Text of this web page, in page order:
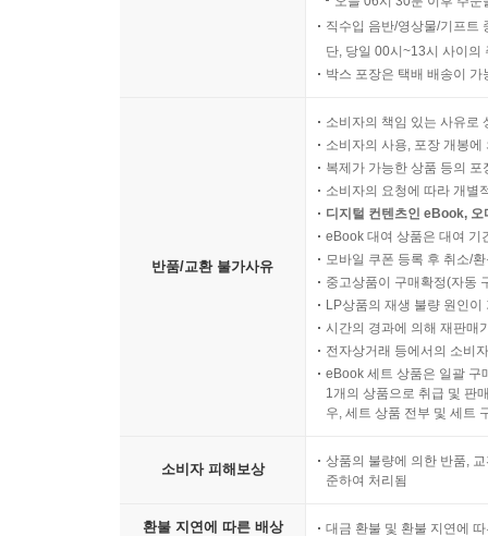
직수입 음반/영상물/기프트
단, 당일 00시~13시 사이의
박스 포장은 택배 배송이
반품/교환 불가사유
소비자의 책임 있는 사유로
소비자의 사용, 포장 개봉
복제가 가능한 상품 등의
소비자의 요청에 따라 개별
디지털 컨텐츠인 eBook,
eBook 대여 상품은 대여 기
모바일 쿠폰 등록 후 취소/
중고상품이 구매확정(자동
LP상품의 재생 불량 원인
시간의 경과에 의해 재판매
전자상거래 등에서의 소비
eBook 세트 상품은 일괄 구
1개의 상품으로 취급 및 판
우, 세트 상품 전부 및 세트
소비자 피해보상
상품의 불량에 의한 반품,
준하여 처리됨
환불 지연에 따른 배상 대금 환불 및 환불 지연에